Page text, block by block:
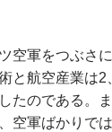
空軍をつぶさ
と航空産業は2
たのである。
空軍ばかりで